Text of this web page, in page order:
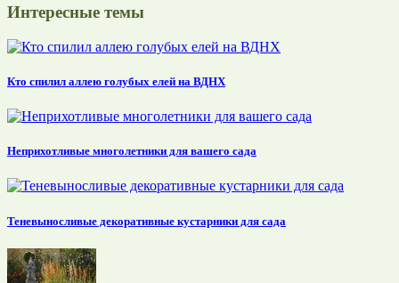
Интересные темы
Кто спилил аллею голубых елей на ВДНХ
Неприхотливые многолетники для вашего сада
Теневыносливые декоративные кустарники для сада